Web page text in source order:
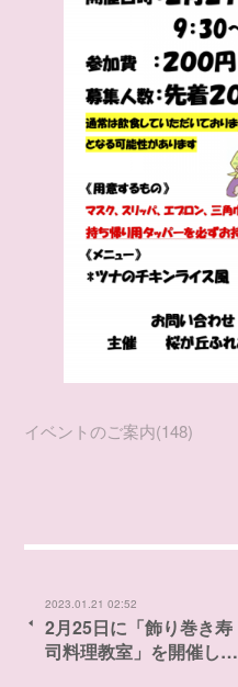
イベントのご案内(148)
2023.01.21 02:52
2月25日に「飾り巻き寿
司料理教室」を開催し…